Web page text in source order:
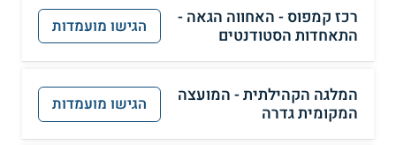
רכז קמפוס - האחווה הגאה -
התאחדות הסטודנטים
הגישו מועמדות
המלגה הקהילתית - המועצה
המקומית גדרה
הגישו מועמדות